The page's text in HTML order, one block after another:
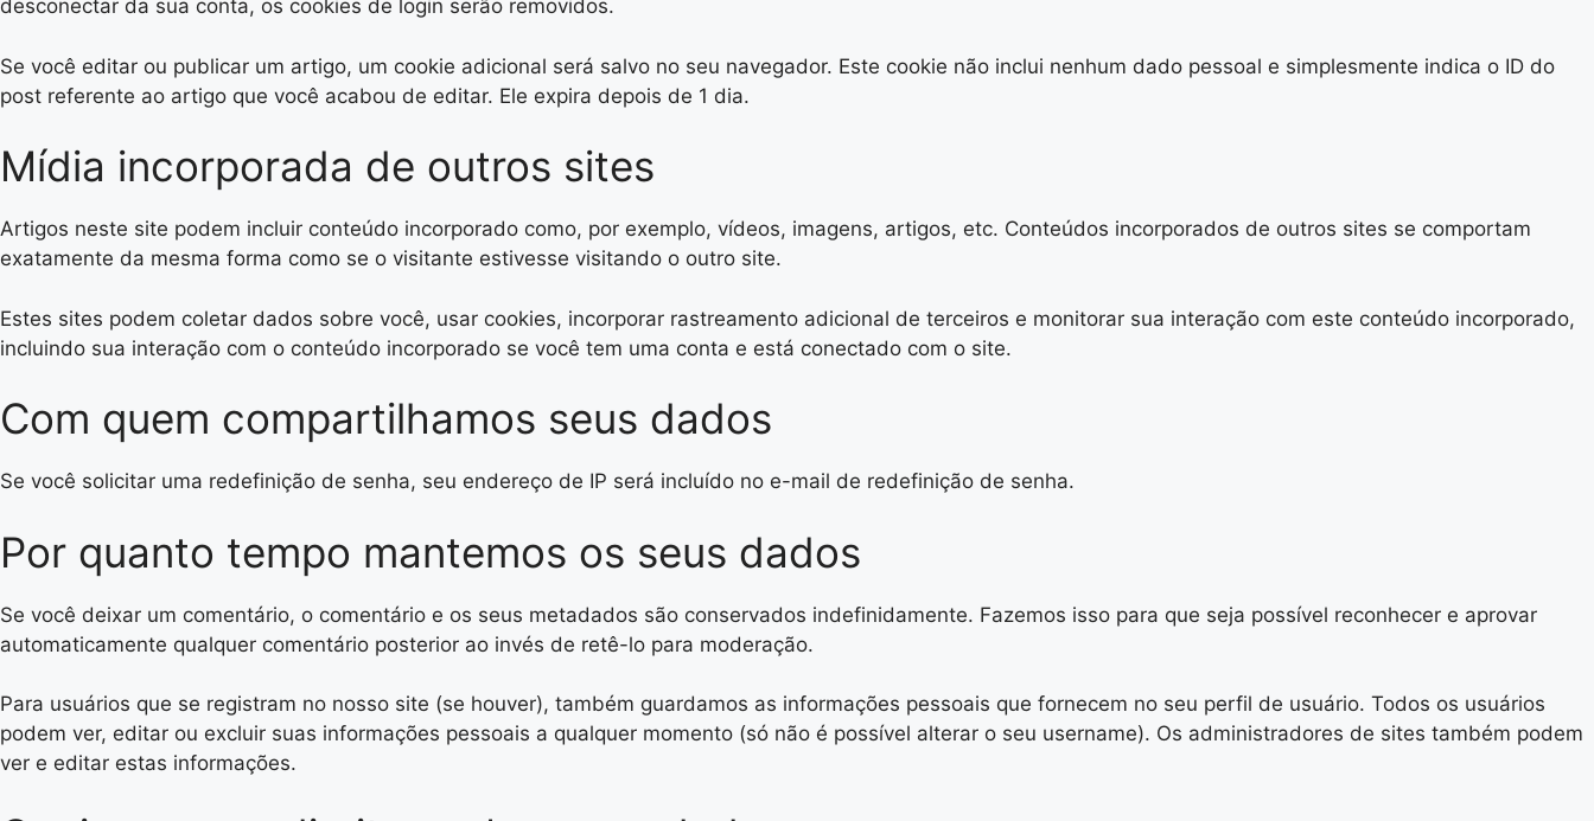
desconectar da sua conta, os cookies de login serão removidos.
Se você editar ou publicar um artigo, um cookie adicional será salvo no seu navegador. Este cookie não inclui nenhum dado pessoal e simplesmente indica o ID do
post referente ao artigo que você acabou de editar. Ele expira depois de 1 dia.
Mídia incorporada de outros sites
Artigos neste site podem incluir conteúdo incorporado como, por exemplo, vídeos, imagens, artigos, etc. Conteúdos incorporados de outros sites se comportam
exatamente da mesma forma como se o visitante estivesse visitando o outro site.
Estes sites podem coletar dados sobre você, usar cookies, incorporar rastreamento adicional de terceiros e monitorar sua interação com este conteúdo incorporado,
incluindo sua interação com o conteúdo incorporado se você tem uma conta e está conectado com o site.
Com quem compartilhamos seus dados
Se você solicitar uma redefinição de senha, seu endereço de IP será incluído no e-mail de redefinição de senha.
Por quanto tempo mantemos os seus dados
Se você deixar um comentário, o comentário e os seus metadados são conservados indefinidamente. Fazemos isso para que seja possível reconhecer e aprovar
automaticamente qualquer comentário posterior ao invés de retê-lo para moderação.
Para usuários que se registram no nosso site (se houver), também guardamos as informações pessoais que fornecem no seu perfil de usuário. Todos os usuários
podem ver, editar ou excluir suas informações pessoais a qualquer momento (só não é possível alterar o seu username). Os administradores de sites também podem
ver e editar estas informações.